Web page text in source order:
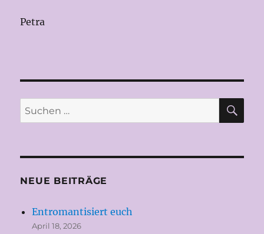
Petra
Suchen
nach:
NEUE BEITRÄGE
Entromantisiert euch
April 18, 2026